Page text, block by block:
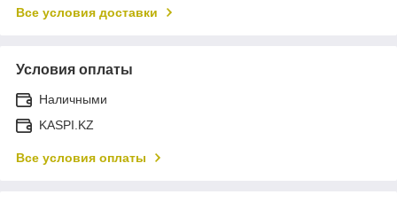
Все условия доставки
Условия оплаты
Наличными
KASPI.KZ
Все условия оплаты